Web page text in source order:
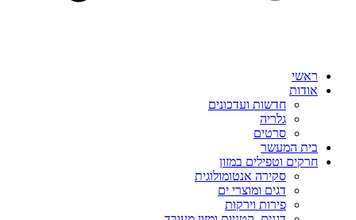
ראשי
אודות
חדשות ועדכונים
גלריה
סרטים
בית המעשר
חרקים וטפילים במזון
סקירה אנטומולוגית
דגים ומוצרי ים
פירות וירקות